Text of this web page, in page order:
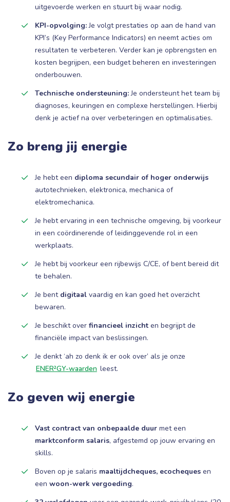
uitgevoerde werken en stuurt bij waar nodig.
KPI-opvolging:Je volgt prestaties op aan de hand van
KPI’s (Key Performance Indicators) en neemt acties om
resultaten te verbeteren. Verder kan je opbrengsten en
kosten begrijpen, een budget beheren en investeringen
onderbouwen.
Technische ondersteuning:Je ondersteunt het team bij
diagnoses, keuringen en complexe herstellingen. Hierbij
denk je actief na over verbeteringen en optimalisaties.
Zo breng jij energie
Je hebt een diploma secundair of hoger onderwijs
autotechnieken, elektronica, mechanica of
elektromechanica.
Je hebt ervaring in een technische omgeving, bij voorkeur
in een coördinerende of leidinggevende rol in een
werkplaats.
Je hebt bij voorkeur een rijbewijs C/CE, of bent bereid dit
te behalen.
Je bent digitaalvaardig en kan goed het overzicht
bewaren.
Je beschikt over financieel inzichten begrijpt de
financiële impact van beslissingen.
Je denkt ‘ah zo denk ik er ook over’ als je onze
ENER²GY-waarden leest.
Zo geven wij energie
Vast contract van onbepaalde duurmet een
marktconform salaris, afgestemd op jouw ervaring en
skills.
Boven op je salaris maaltijdcheques, ecochequesen
een woon-werk vergoeding.